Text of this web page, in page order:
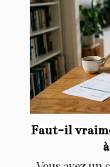
Faut-il